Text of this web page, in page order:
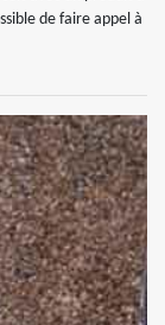
de faire appel à